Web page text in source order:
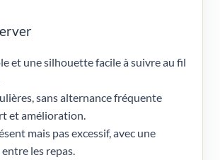
et une silhouette facile à suivre au fil
sans alternance fréquente
et amélioration.
mais pas excessif, avec une
les repas.